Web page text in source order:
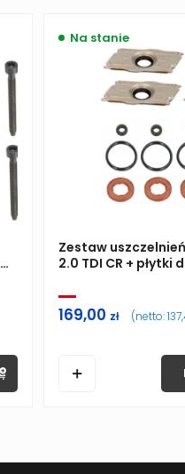
Na stanie
Zestaw
2.0 TDI CR + płytki
169,00 zł (netto: